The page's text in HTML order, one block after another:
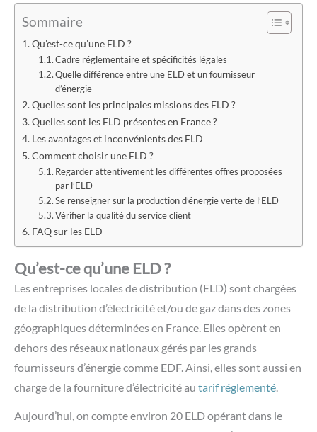
Sommaire
Qu’est-ce qu’une ELD ?
Cadre réglementaire et spécificités légales
Quelle différence entre une ELD et un fournisseur
d’énergie
Quelles sont les principales missions des ELD ?
Quelles sont les ELD présentes en France ?
Les avantages et inconvénients des ELD
Comment choisir une ELD ?
Regarder attentivement les différentes offres proposées
par l’ELD
Se renseigner sur la production d’énergie verte de l’ELD
Vérifier la qualité du service client
FAQ sur les ELD
Qu’est-ce qu’une ELD ?
Les entreprises locales de distribution (ELD) sont chargées
de la distribution d’électricité et/ou de gaz dans des zones
géographiques déterminées en France. Elles opèrent en
dehors des réseaux nationaux gérés par les grands
fournisseurs d’énergie comme EDF. Ainsi, elles sont aussi en
charge de la fourniture d’électricité au tarif réglementé
Aujourd’hui, on compte environ 20 ELD opérant dans le